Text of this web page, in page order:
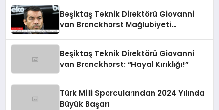
Beşiktaş Teknik Direktörü Giovanni
van Bronckhorst Mağlubiyeti
Beşiktaş Teknik Direktörü Giovanni
van Bronckhorst: “Hayal Kırıklığı!”
Türk Milli Sporcularından 2024 Yılında
Büyük Başarı